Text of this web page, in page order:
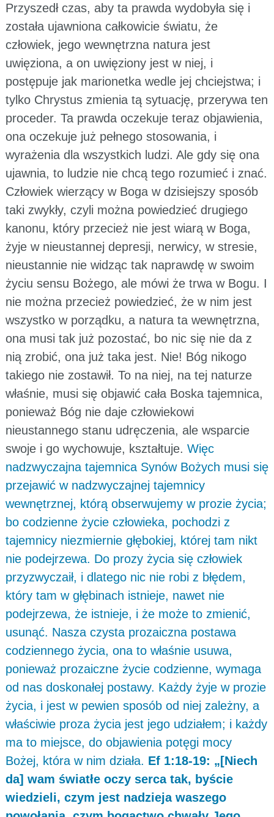
Przyszedł czas, aby ta prawda wydobyła się i
została ujawniona całkowicie światu, że
człowiek, jego wewnętrzna natura jest
uwięziona, a on uwięziony jest w niej, i
postępuje jak marionetka wedle jej chciejstwa; i
tylko Chrystus zmienia tą sytuację, przerywa ten
proceder. Ta prawda oczekuje teraz objawienia,
ona oczekuje już pełnego stosowania, i
wyrażenia dla wszystkich ludzi. Ale gdy się ona
ujawnia, to ludzie nie chcą tego rozumieć i znać.
Człowiek wierzący w Boga w dzisiejszy sposób
taki zwykły, czyli można powiedzieć drugiego
kanonu, który przecież nie jest wiarą w Boga,
żyje w nieustannej depresji, nerwicy, w stresie,
nieustannie nie widząc tak naprawdę w swoim
życiu sensu Bożego, ale mówi że trwa w Bogu. I
nie można przecież powiedzieć, że w nim jest
wszystko w porządku, a natura ta wewnętrzna,
ona musi tak już pozostać, bo nic się nie da z
nią zrobić, ona już taka jest. Nie! Bóg nikogo
takiego nie zostawił. To na niej, na tej naturze
właśnie, musi się objawić cała Boska tajemnica,
ponieważ Bóg nie daje człowiekowi
nieustannego stanu udręczenia, ale wsparcie
swoje i go wychowuje, kształtuje. Więc
nadzwyczajna tajemnica Synów Bożych musi się
przejawić w nadzwyczajnej tajemnicy
wewnętrznej, którą obserwujemy w prozie życia;
bo codzienne życie człowieka, pochodzi z
tajemnicy niezmiernie głębokiej, której tam nikt
nie podejrzewa. Do prozy życia się człowiek
przyzwyczaił, i dlatego nic nie robi z błędem,
który tam w głębinach istnieje, nawet nie
podejrzewa, że istnieje, i że może to zmienić,
usunąć. Nasza czysta prozaiczna postawa
codziennego życia, ona to właśnie usuwa,
ponieważ prozaiczne życie codzienne, wymaga
od nas doskonałej postawy. Każdy żyje w prozie
życia, i jest w pewien sposób od niej zależny, a
właściwie proza życia jest jego udziałem; i każdy
ma to miejsce, do objawienia potęgi mocy
Bożej, która w nim działa. Ef 1:18-19: „[Niech
da] wam światłe oczy serca tak, byście
wiedzieli, czym jest nadzieja waszego